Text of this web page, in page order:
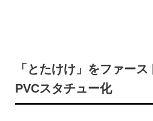
「とたけけ」をファー
PVCスタチュー化